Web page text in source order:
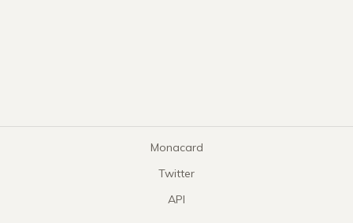
Monacard
Twitter
API